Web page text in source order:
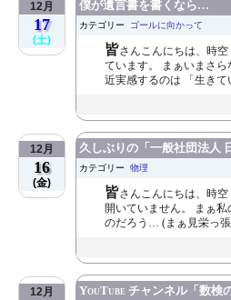
12月
17
(土)
僕が遺言書を書くなら…
カテゴリー ゴールに向かって
皆さんこんにちは、時
ています。 まぁいまさ
近実感するのは 「生き
12月
16
(金)
久しぶりの「一般社団法人
カテゴリー 物理
皆さんこんにちは、時
開いていません。 まぁ
のだろう… (まぁ見栄っ
12月 YouTube チャンネル「数